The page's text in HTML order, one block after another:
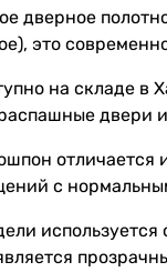
дверное
это
на складе в
двери
отличается
с
используется